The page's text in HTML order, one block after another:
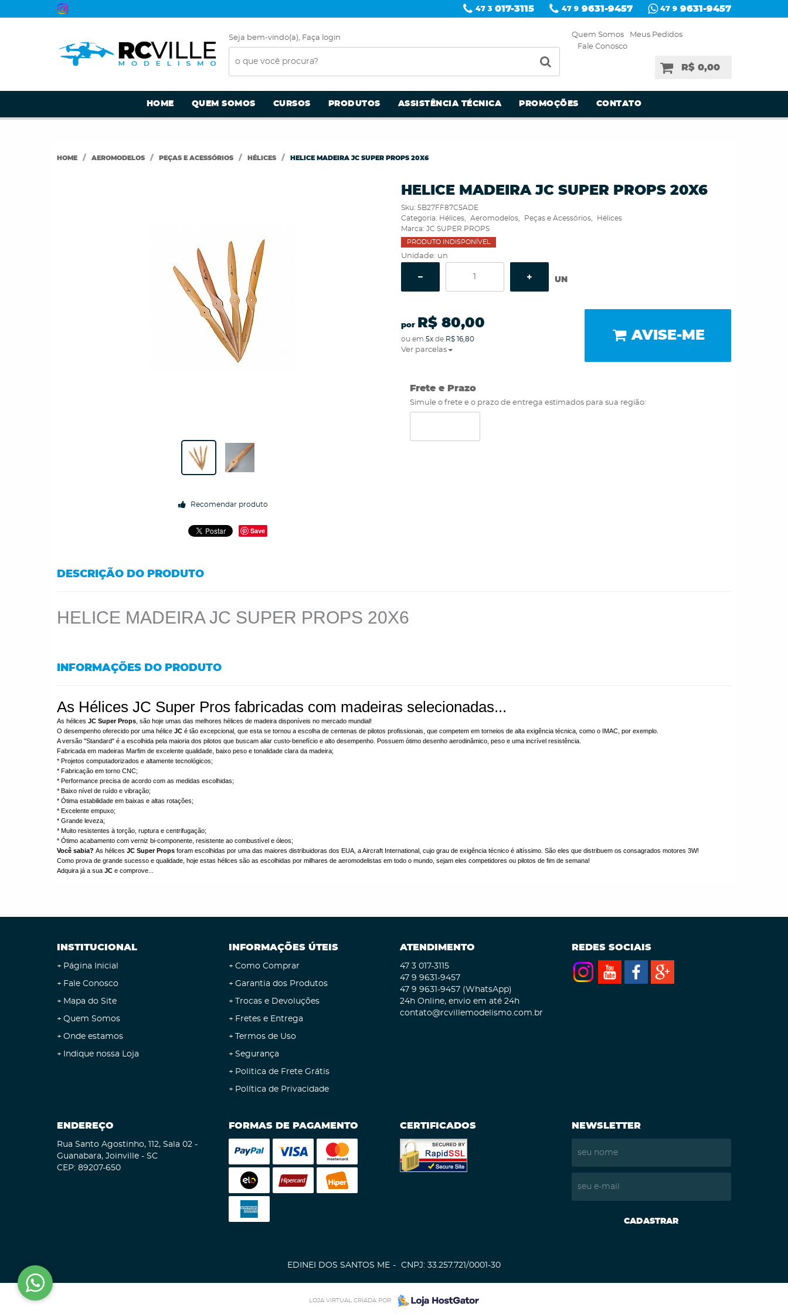
47 3 017-3115 47 9 9631-9457 47 9 9631-9457
Seja bem-vindo(a), Faça login Quem Somos
Meus Pedidos
Fale Conosco
R$ 0,00
HOME QUEM SOMOS CURSOS PRODUTOS ASSISTÊNCIA TÉCNICA PROMOÇÕES CONTATO
HOME AEROMODELOS PEÇAS E ACESSÓRIOS HÉLICES HELICE MADEIRA JC SUPER PROPS 20X6
Recomendar produto
Save
HELICE MADEIRA JC SUPER PROPS 20X6
Sku: 5B27FF87C5ADE
Categoria: Hélices Aeromodelos Peças e Acessórios
Hélices
Marca: JC SUPER PROPS
PRODUTO INDISPONÍVEL
Unidade: un
UN
por R$ 80,00
ou em 5xde R$ 16,80
Ver parcelas
AVISE-ME
Frete e Prazo
Simule o frete e o prazo de entrega estimados para sua região:
DESCRIÇÃO DO PRODUTO
HELICE MADEIRA JC SUPER PROPS 20X6
INFORMAÇÕES DO PRODUTO
As Hélices JC Super Pros fabricadas com madeiras selecionadas...
As hélices JC Super Props , são hoje umas das melhores hélices de madeira disponíveis no mercado mundial!
O desempenho oferecido por uma hélice JC é tão excepcional, que esta se tornou a escolha de centenas de pilotos profissionais, que competem em torneios de alta exigência técnica, como o IMAC, por exemplo.
A versão ''Standard'' é a escolhida pela maioria dos pilotos que buscam aliar custo-benefício e alto desempenho. Possuem ótimo desenho aerodinâmico, peso e uma incrível resistência.
Fabricada em madeiras Marfim de excelente qualidade, baixo peso e tonalidade clara da madeira;
* Projetos computadorizados e altamente tecnológicos;
* Fabricação em torno CNC;
* Performance precisa de acordo com as medidas escolhidas;
* Baixo nível de ruído e vibração;
* Ótima estabilidade em baixas e altas rotações;
* Excelente empuxo;
* Grande leveza;
* Muito resistentes à torção, ruptura e centrifugação;
* Ótimo acabamento com verniz bi-componente, resistente ao combustível e óleos;
Você sabia? As hélices JC Super Props foram escolhidas por uma das maiores distribuidoras dos EUA, a Aircraft International, cujo grau de exigência técnico é altíssimo. São eles que distribuem os consagrados motores 3W!
Como prova de grande sucesso e qualidade, hoje estas hélices são as escolhidas por milhares de aeromodelistas em todo o mundo, sejam eles competidores ou pilotos de fim de semana!
Adquira já a sua JC e comprove...
INSTITUCIONAL
Página Inicial
Fale Conosco
Mapa do Site
Quem Somos
Onde estamos
Indique nossa Loja
INFORMAÇÕES ÚTEIS
Como Comprar
Garantia dos Produtos
Trocas e Devoluções
Fretes e Entrega
Termos de Uso
Segurança
Politica de Frete Grátis
Política de Privacidade
ATENDIMENTO
47 3 017-3115
47 9 9631-9457
47 9 9631-9457 (WhatsApp)
24h Online, envio em até 24h
contato@rcvillemodelismo.com.br
REDES SOCIAIS
ENDEREÇO
Rua Santo Agostinho, 112, Sala 02 -
Guanabara, Joinville - SC
CEP: 89207-650
FORMAS DE PAGAMENTO CERTIFICADOS NEWSLETTER
CADASTRAR
EDINEI DOS SANTOS ME CNPJ: 33.257.721/0001-30
LOJA VIRTUAL CRIADA POR